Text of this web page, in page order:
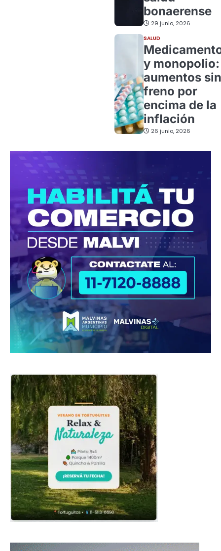
bonaerense
29 junio, 2026
SALUD
y monopolio:
aumentos sin
freno por
encima de la
inflación
26 junio, 2026